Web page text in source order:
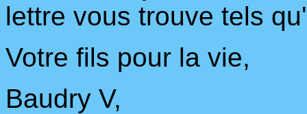
lettre vous trouve tels
Votre fils pour la vie,
Baudry V,